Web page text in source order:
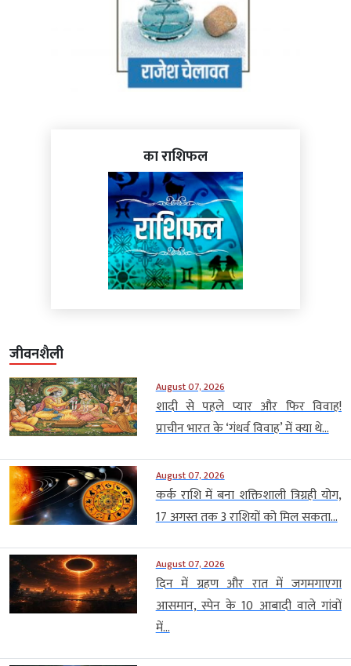
का राशिफल
जीवनशैली
August 07, 2026
शादी से पहले प्यार और फिर विवाह!
प्राचीन भारत के ‘गंधर्व विवाह’ में क्या थे...
August 07, 2026
कर्क राशि में बना शक्तिशाली त्रिग्रही योग,
17 अगस्त तक 3 राशियों को मिल सकता...
August 07, 2026
दिन में ग्रहण और रात में जगमगाएगा
आसमान, स्पेन के 10 आबादी वाले गांवों
में...